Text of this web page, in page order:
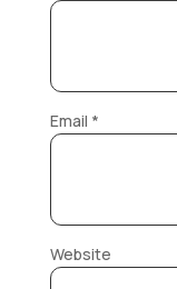
Email *
Website